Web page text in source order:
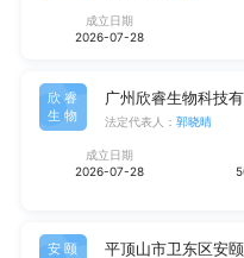
成立日期
2026-07-28
欣睿
生物
广州欣睿生物科技
法定代表人： 郭晓晴
成立日期
2026-07-28
安颐 平顶山市卫东区安